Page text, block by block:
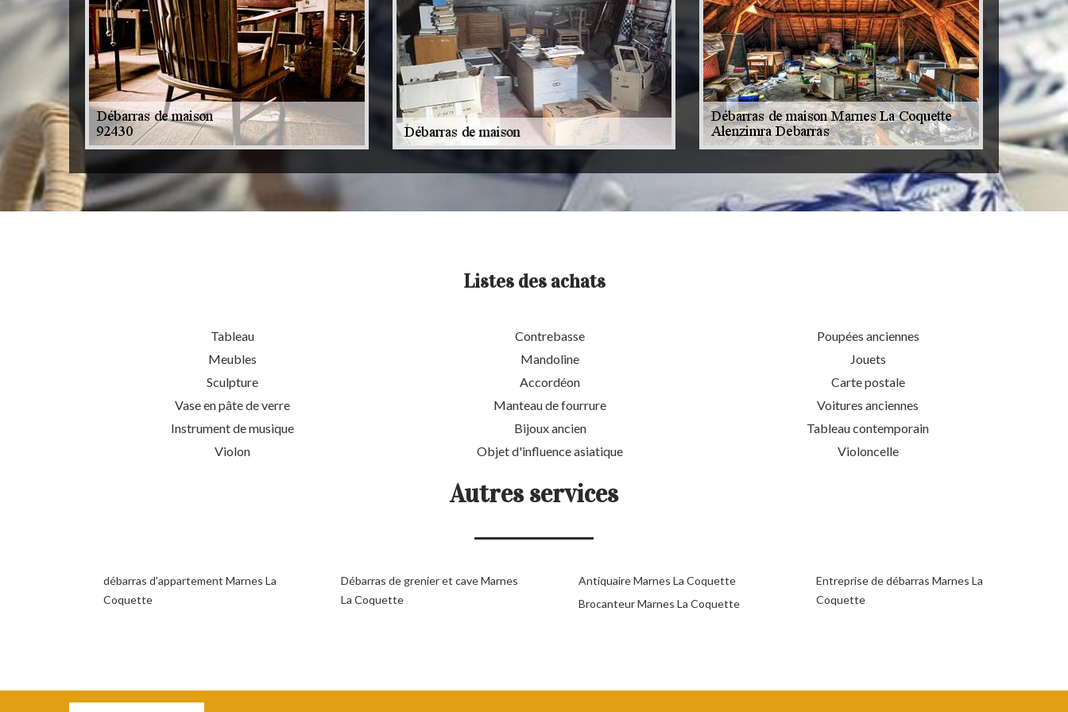
Listes des achats
Tableau
Meubles
Sculpture
Vase en pâte de verre
Instrument de musique
Violon
Contrebasse
Mandoline
Accordéon
Manteau de fourrure
Bijoux ancien
Objet d'influence asiatique
Poupées anciennes
Jouets
Carte postale
Voitures anciennes
Tableau contemporain
Violoncelle
Autres services
débarras d'appartement Marnes La
Coquette
Débarras de grenier et cave Marnes
La Coquette
Antiquaire Marnes La Coquette
Brocanteur Marnes La Coquette
Entreprise de débarras Marnes La
Coquette